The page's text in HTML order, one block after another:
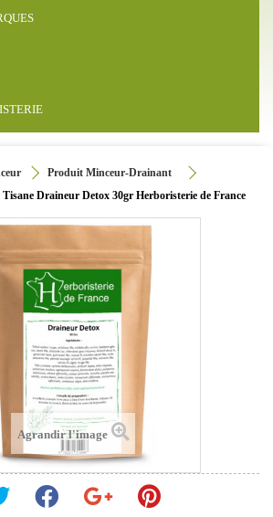
Produit Minceur-Drainant
Tisane Draineur Detox 30gr Herboristerie de France
Agrandir l'image